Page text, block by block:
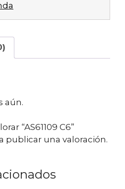
aún.
“AS61109 C6”
publicar una valoración.